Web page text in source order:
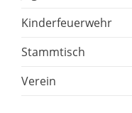
Kinderfeuerwehr
Stammtisch
Verein